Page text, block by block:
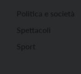
Politica e società
Spettacoli
Sport